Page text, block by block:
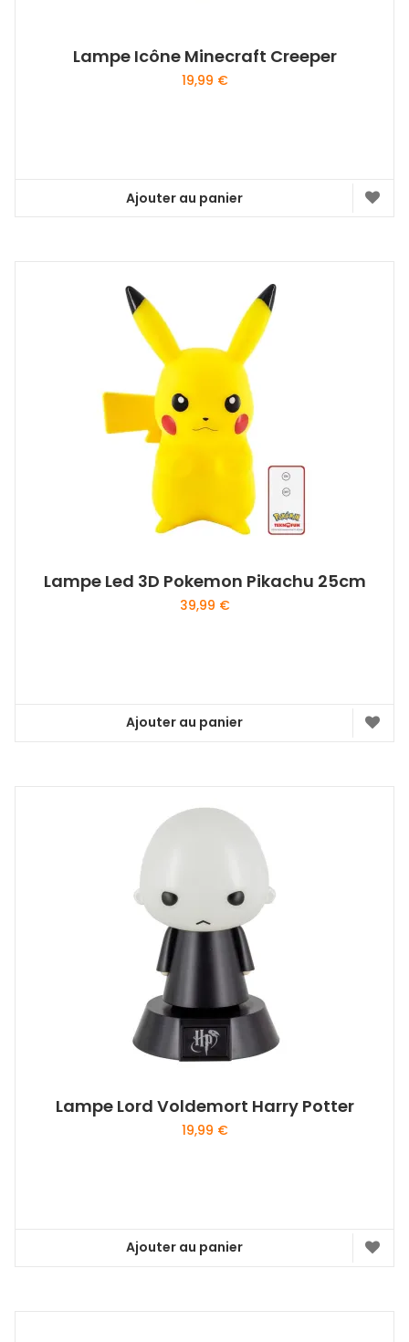
Lampe Icône Minecraft Creeper
19,99 €
Ajouter au panier
Lampe Led 3D Pokemon Pikachu 25cm
39,99 €
Ajouter au panier
Lampe Lord Voldemort Harry Potter
19,99 €
Ajouter au panier